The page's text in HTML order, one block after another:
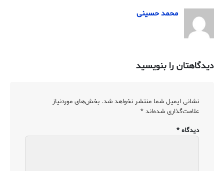
محمد حسینی
دیدگاهتان را بنویسید
نشانی ایمیل شما منتشر نخواهد شد. بخش‌های موردنیاز
علامت‌گذاری شده‌اند *
دیدگاه *